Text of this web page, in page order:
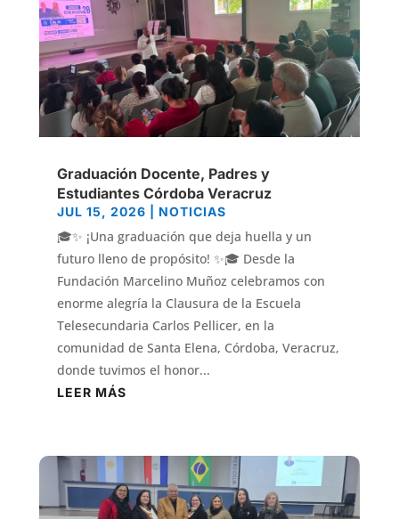
Graduación Docente, Padres y
Estudiantes Córdoba Veracruz
JUL 15, 2026 NOTICIAS
🎓✨ ¡Una graduación que deja huella y un
futuro lleno de propósito! ✨🎓 Desde la
Fundación Marcelino Muñoz celebramos con
enorme alegría la Clausura de la Escuela
Telesecundaria Carlos Pellicer, en la
comunidad de Santa Elena, Córdoba, Veracruz,
donde tuvimos el honor...
LEER MÁS